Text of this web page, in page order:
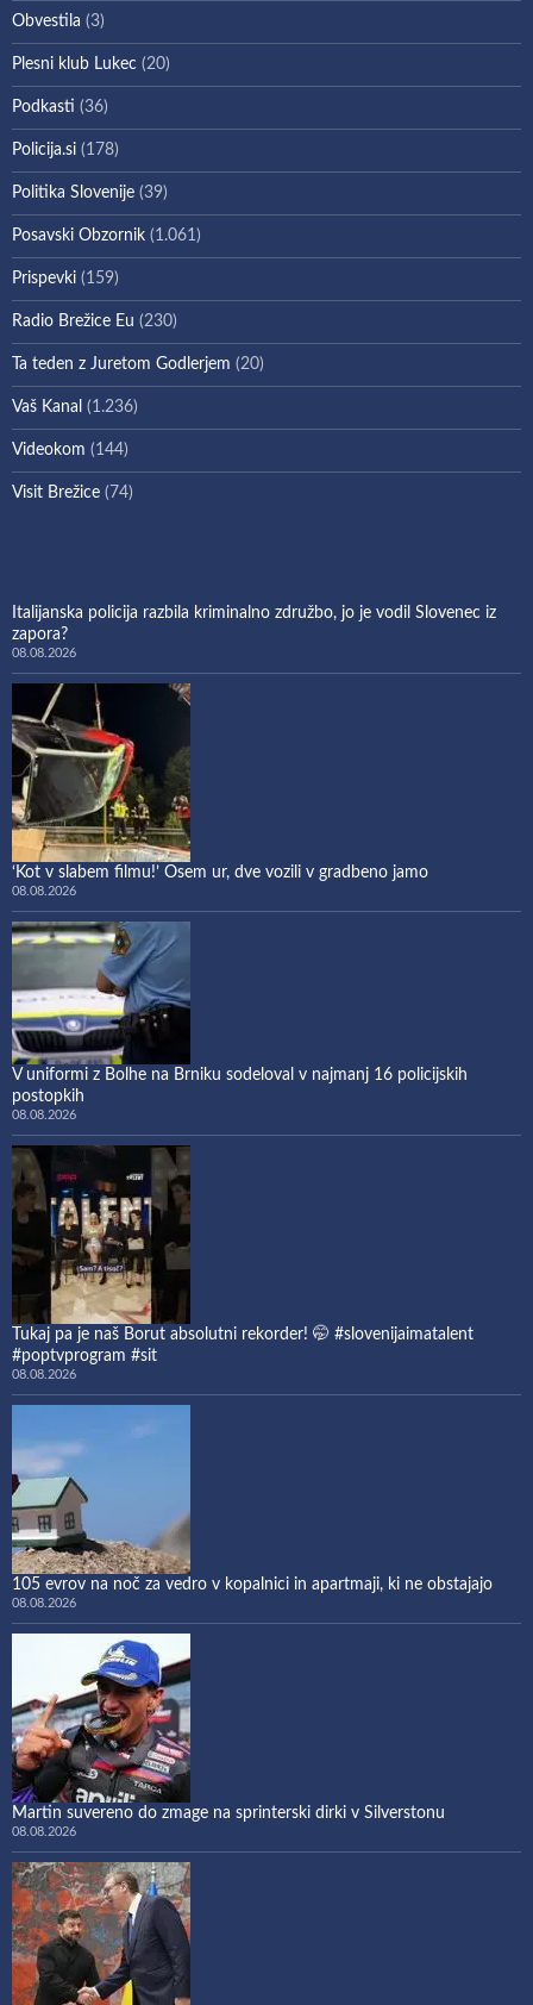
Obvestila (3)
Plesni klub Lukec (20)
Podkasti (36)
Policija.si (178)
Politika Slovenije (39)
Posavski Obzornik (1.061)
Prispevki (159)
Radio Brežice Eu (230)
Ta teden z Juretom Godlerjem (20)
Vaš Kanal (1.236)
Videokom (144)
Visit Brežice (74)
Italijanska policija razbila kriminalno združbo, jo je vodil Slovenec iz
zapora?
08.08.2026
‘Kot v slabem filmu!’ Osem ur, dve vozili v gradbeno jamo
08.08.2026
V uniformi z Bolhe na Brniku sodeloval v najmanj 16 policijskih
postopkih
08.08.2026
Tukaj pa je naš Borut absolutni rekorder! 🤭 #slovenijaimatalent
#poptvprogram #sit
08.08.2026
105 evrov na noč za vedro v kopalnici in apartmaji, ki ne obstajajo
08.08.2026
Martin suvereno do zmage na sprinterski dirki v Silverstonu
08.08.2026